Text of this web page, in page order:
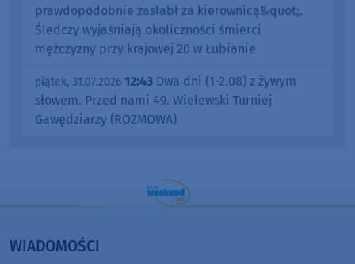
prawdopodobnie zasłabł za kierownicą&quot;.
Śledczy wyjaśniają okoliczności śmierci
mężczyzny przy krajowej 20 w Łubianie
piątek, 31.07.2026 12:43 Dwa dni (1-2.08) z żywym
słowem. Przed nami 49. Wielewski Turniej
Gawędziarzy (ROZMOWA)
WIADOMOŚCI